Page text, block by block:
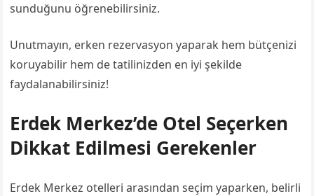
sunduğunu öğrenebilirsiniz.
Unutmayın, erken rezervasyon yaparak hem bütçenizi
koruyabilir hem de tatilinizden en iyi şekilde
faydalanabilirsiniz!
Erdek Merkez’de Otel Seçerken
Dikkat Edilmesi Gerekenler
Erdek Merkez otelleri arasından seçim yaparken, belirli